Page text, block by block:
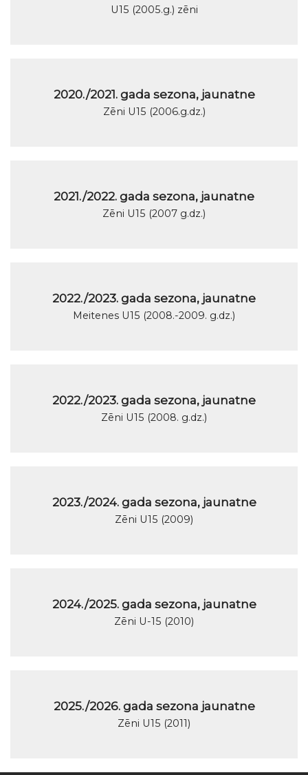
U15 (2005.g.) zēni
2020./2021. gada sezona, jaunatne
Zēni U15 (2006.g.dz.)
2021./2022. gada sezona, jaunatne
Zēni U15 (2007 g.dz.)
2022./2023. gada sezona, jaunatne
Meitenes U15 (2008.-2009. g.dz.)
2022./2023. gada sezona, jaunatne
Zēni U15 (2008. g.dz.)
2023./2024. gada sezona, jaunatne
Zēni U15 (2009)
2024./2025. gada sezona, jaunatne
Zēni U-15 (2010)
2025./2026. gada sezona jaunatne
Zēni U15 (2011)